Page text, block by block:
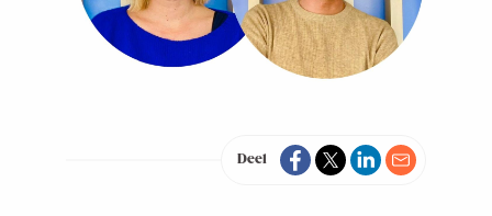
Deel